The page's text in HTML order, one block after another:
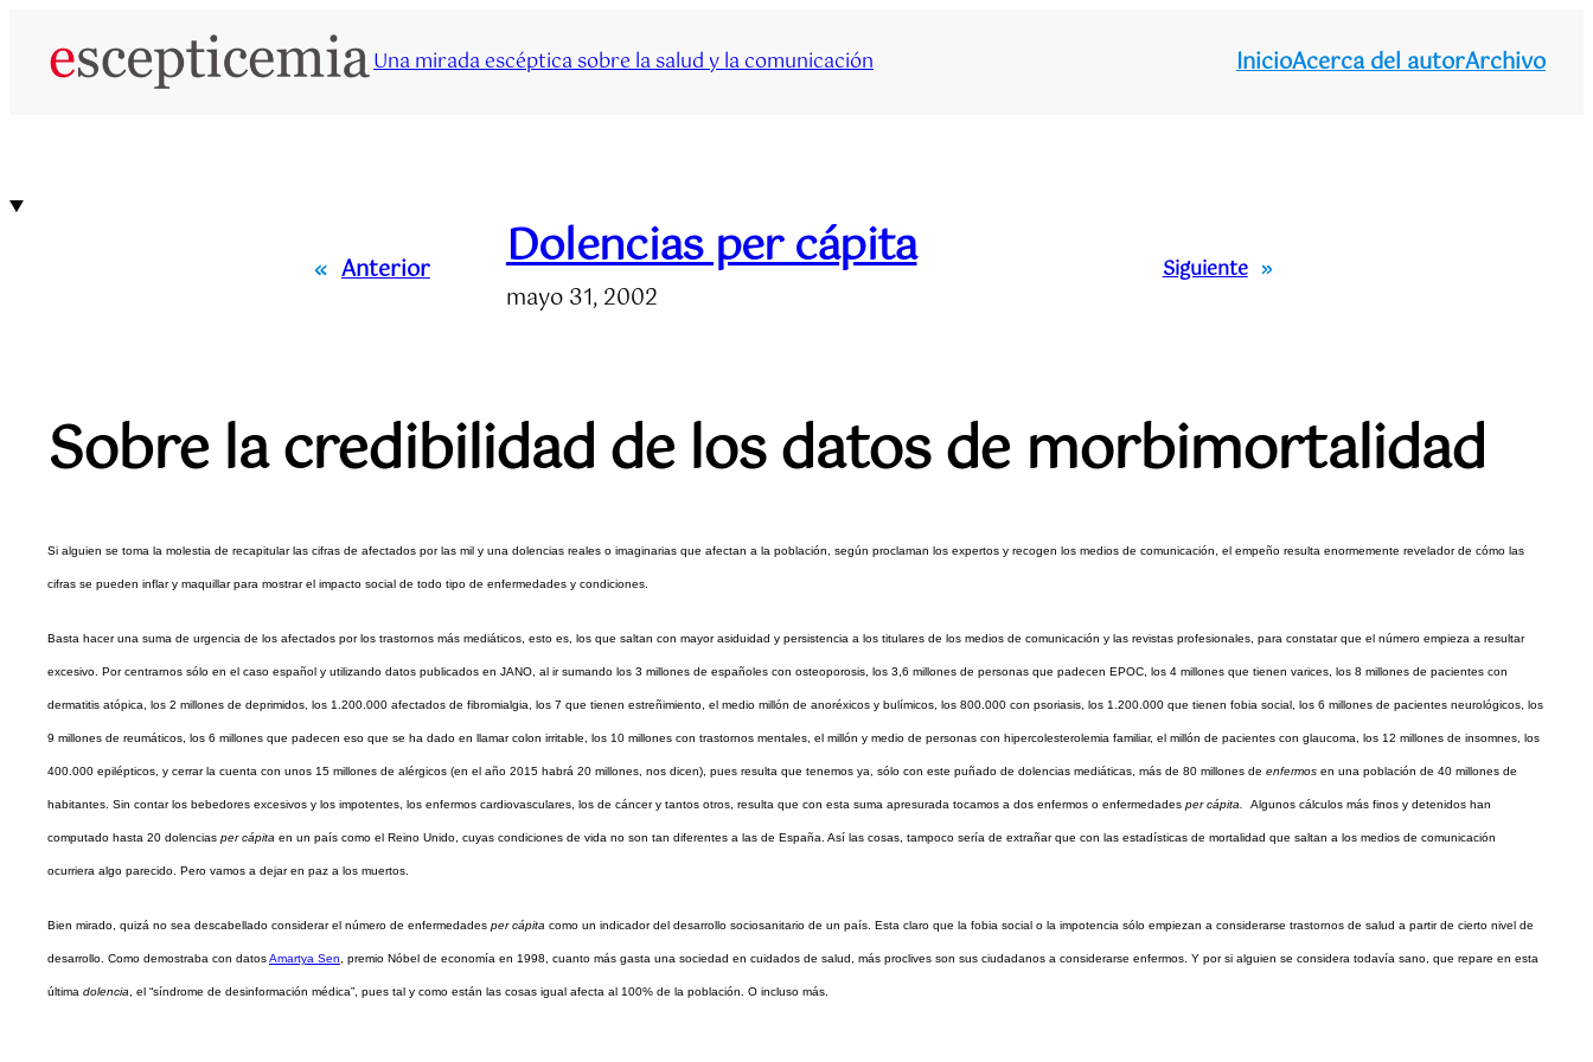
Una mirada escéptica sobre la salud y la comunicación InicioAcerca del autorArchivo
« Anterior Dolencias per cápita
mayo 31, 2002
Siguiente »
Sobre la credibilidad de los datos de morbimortalidad
Si alguien se toma la molestia de recapitular las cifras de afectados por las mil y una dolencias reales o imaginarias que afectan a la población, según proclaman los expertos y recogen los medios de comunicación, el empeño resulta enormemente revelador de cómo las
cifras se pueden inflar y maquillar para mostrar el impacto social de todo tipo de enfermedades y condiciones.
Basta hacer una suma de urgencia de los afectados por los trastornos más mediáticos, esto es, los que saltan con mayor asiduidad y persistencia a los titulares de los medios de comunicación y las revistas profesionales, para constatar que el número empieza a resultar
excesivo. Por centrarnos sólo en el caso español y utilizando datos publicados en JANO, al ir sumando los 3 millones de españoles con osteoporosis, los 3,6 millones de personas que padecen EPOC, los 4 millones que tienen varices, los 8 millones de pacientes con
dermatitis atópica, los 2 millones de deprimidos, los 1.200.000 afectados de fibromialgia, los 7 que tienen estreñimiento, el medio millón de anoréxicos y bulímicos, los 800.000 con psoriasis, los 1.200.000 que tienen fobia social, los 6 millones de pacientes neurológicos, los
9 millones de reumáticos, los 6 millones que padecen eso que se ha dado en llamar colon irritable, los 10 millones con trastornos mentales, el millón y medio de personas con hipercolesterolemia familiar, el millón de pacientes con glaucoma, los 12 millones de insomnes, los
400.000 epilépticos, y cerrar la cuenta con unos 15 millones de alérgicos (en el año 2015 habrá 20 millones, nos dicen), pues resulta que tenemos ya, sólo con este puñado de dolencias mediáticas, más de 80 millones de enfermos en una población de 40 millones de
habitantes. Sin contar los bebedores excesivos y los impotentes, los enfermos cardiovasculares, los de cáncer y tantos otros, resulta que con esta suma apresurada tocamos a dos enfermos o enfermedades per cápita. Algunos cálculos más finos y detenidos han
computado hasta 20 dolencias per cápita en un país como el Reino Unido, cuyas condiciones de vida no son tan diferentes a las de España. Así las cosas, tampoco sería de extrañar que con las estadísticas de mortalidad que saltan a los medios de comunicación
ocurriera algo parecido. Pero vamos a dejar en paz a los muertos.
Bien mirado, quizá no sea descabellado considerar el número de enfermedades per cápita como un indicador del desarrollo sociosanitario de un país. Esta claro que la fobia social o la impotencia sólo empiezan a considerarse trastornos de salud a partir de cierto nivel de
desarrollo. Como demostraba con datosAmartya Sen , premio Nóbel de economía en 1998, cuanto más gasta una sociedad en cuidados de salud, más proclives son sus ciudadanos a considerarse enfermos. Y por si alguien se considera todavía sano, que repare en esta
última dolencia , el “síndrome de desinformación médica”, pues tal y como están las cosas igual afecta al 100% de la población. O incluso más.